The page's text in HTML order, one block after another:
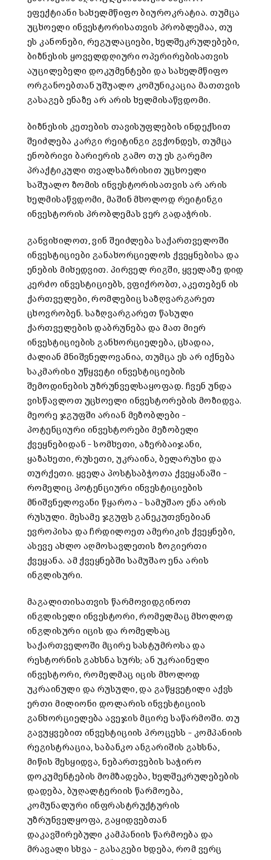
ეფექტიანი სახელმწიფო ბიუროკრატია. თუმცა
უცხოელი ინვესტორისათვის პრობლემაა, თუ
ეს კანონები, რეგულაციები, ხელშეკრულებები,
ბიზნესის ყოველდღიური ოპერირებისათვის
აუცილებელი დოკუმენტები და სახელმწიფო
ორგანოებთან უშუალო კომუნიკაცია მათთვის
გასაგებ ენაზე არ არის ხელმისაწვდომი.
ბიზნესის კეთების თავისუფლების ინდექსით
შეიძლება კარგი რეიტინგი გვქონდეს, თუმცა
ენობრივი ბარიერის გამო თუ ეს გარემო
პრაქტიკული თვალსაზრისით უცხოელი
საშუალო ზომის ინვესტორისათვის არ არის
ხელმისაწვდომი, მაშინ მხოლოდ რეიტინგი
ინვესტორის პრობლემას ვერ გადაჭრის.
განვიხილოთ, ვინ შეიძლება საქართველოში
ინვესტიციები განახორციელოს ქვეყნებისა და
ენების მიხედვით. პირველ რიგში, ყველაზე დიდ
კერძო ინვესტიციებს, ვფიქრობთ, აკეთებენ ის
ქართველები, რომლებიც საზღვარგარეთ
ცხოვრობენ. საზღვარგარეთ წასული
ქართველების დაბრუნება და მათ მიერ
ინვესტიციების განხორციელება, ცხადია,
ძალიან მნიშვნელოვანია, თუმცა ეს არ იქნება
საკმარისი უწყვეტი ინვესტიციების
შემოდინების უზრუნველსაყოფად. ჩვენ უნდა
ვისწავლოთ უცხოელი ინვესტორების მოზიდვა.
მეორე ჯგუფში არიან მეზობლები –
პოტენციური ინვესტორები მეზობელი
ქვეყნებიდან – სომხეთი, აზერბაიჯანი,
ყაზახეთი, რუსეთი, უკრაინა, ბელარუსი და
თურქეთი. ყველა პოსტსაბჭოთა ქვეყანაში –
რომელიც პოტენციური ინვესტიციების
მნიშვნელოვანი წყაროა – სამუშაო ენა არის
რუსული. მესამე ჯგუფს განეკუთვნებიან
ევროპისა და ჩრდილოეთ ამერიკის ქვეყნები,
ასევე ახლო აღმოსავლეთის ზოგიერთი
ქვეყანა. ამ ქვეყნებში სამუშაო ენა არის
ინგლისური.
მაგალითისათვის წარმოვიდგინოთ
ინგლისელი ინვესტორი, რომელმაც მხოლოდ
ინგლისური იცის და რომელსაც
საქართველოში მცირე სასტუმროსა და
რესტორნის გახსნა სურს; ან უკრაინელი
ინვესტორი, რომელმაც იცის მხოლოდ
უკრაინული და რუსული, და გაწყვეტილი აქვს
ერთი მილიონი დოლარის ინვესტიციის
განხორციელება ავეჯის მცირე საწარმოში. თუ
გავუყვებით ინვესტიციის პროცესს – კომპანიის
რეგისტრაცია, საბანკო ანგარიშის გახსნა,
მიწის შესყიდვა, ნებართვების საჭირო
დოკუმენტების მომზადება, ხელშეკრულებების
დადება, ბუღალტერიის წარმოება,
კომუნალური ინფრასტრუქტურის
უზრუნველყოფა, გაყიდვებთან
დაკავშირებული კამპანიის წარმოება და
მრავალი სხვა – გასაგები ხდება, რომ ვერც